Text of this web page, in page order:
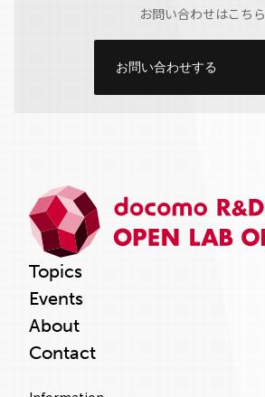
お問い合わせはこちら
お問い合わせする
Topics
Events
About
Contact